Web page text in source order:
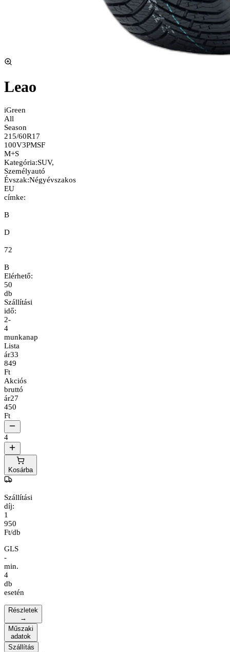
Leao
iGreen
All
Season
215/60R17
100V3PMSF
M+S
Kategória:SUV,
Személyautó
Évszak:Négyévszakos
EU
címke:
B
D
72
B
Elérhető:
50
db
Szállítási
idő:
2-
4
munkanap
Lista
ár33
849
Ft
Akciós
bruttó
ár27
450
Ft
4
Kosárba
Szállítási
díj:
1
950
Ft/db
GLS
-
min.
4
db
esetén
Részletek
→
Műszaki
adatok
Szállítás